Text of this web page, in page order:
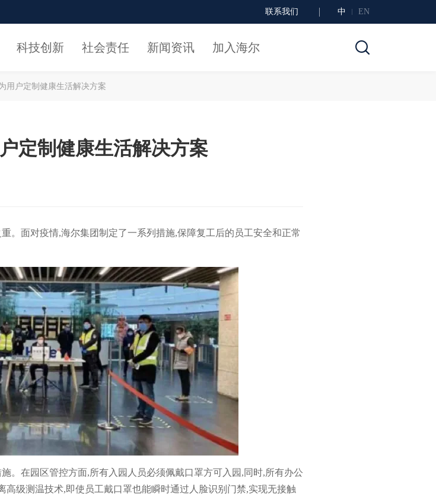
联系我们 中 EN
科技创新 社会责任 新闻资讯 加入海尔
用户定制健康生活解决方案
定制健康生活解决方案
。面对疫情,海尔集团制定了一系列措施,保障复工后的员工安全和正常
。在园区管控方面,所有入园人员必须佩戴口罩方可入园,同时,所有办公
级测温技术,即使员工戴口罩也能瞬时通过人脸识别门禁,实现无接触